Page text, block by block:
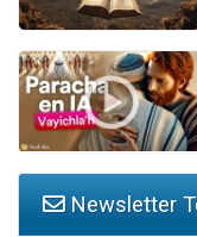
Newsletter